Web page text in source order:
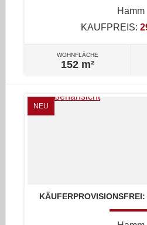
Hamm
KAUFPREIS:
WOHNFLÄCHE
152 m²
NEU